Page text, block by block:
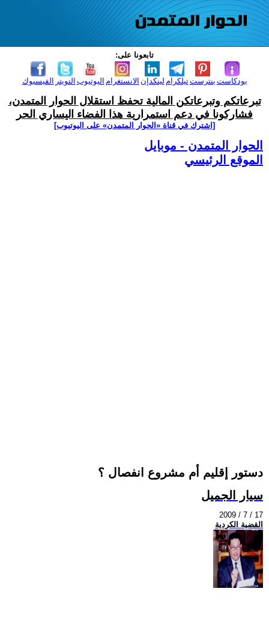
تابعونا على:
الفيسبوك التويتر اليوتيوب الانستغرام لينكدإن تيلكرامبنترست بودكاست
تبرعاتكم وتبرعاتكن المالية تحفظ استقلال الحوار المتمدن،
فشاركونا في دعم استمرارية هذا الفضاء اليساري الحر
[اشترك في قناة ‫«الحوار المتمدن» على اليوتيوب]
الحوار المتمدن - موبايل
الموقع الرئيسي
دستور إقليم أم مشروع انفصال ؟
سيار الجميل
2009 / 7 / 17
القضية الكردية